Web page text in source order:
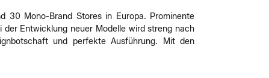
30 Mono-Brand Stores in Europa. Prominente
Entwicklung neuer Modelle wird streng nach
und perfekte Ausführung. Mit den